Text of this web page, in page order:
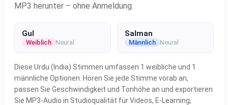
MP3 herunter – ohne Anmeldung.
Gul
Weiblich Neural
Salman
Männlich Neural
Diese Urdu (India) Stimmen umfassen 1 weibliche und 1
männliche Optionen. Hören Sie jede Stimme vorab an,
passen Sie Geschwindigkeit und Tonhöhe an und exportieren
Sie MP3-Audio in Studioqualität für Videos, E-Learning,